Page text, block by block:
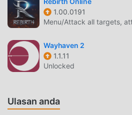
Anda dapat dengan mudah
dan menikmati kesenangan yang
telah secara khusus membangun
pecinta game, memungkinkan
dan berbagi dengan semua rpg
dan nikmati rpg permainan dengan
menjadi bahagia
1.00.0191
Menu/Attack all targets,
Wayhaven 2
1.1.11
Unlocked
Ulasan anda